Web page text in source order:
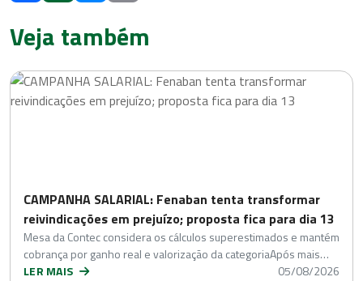
Veja também
CAMPANHA SALARIAL: Fenaban tenta transformar
reivindicações em prejuízo; proposta fica para dia 13
Mesa da Contec considera os cálculos superestimados e mantém
cobrança por ganho real e valorização da categoriaApós mais…
LER MAIS
05/08/2026